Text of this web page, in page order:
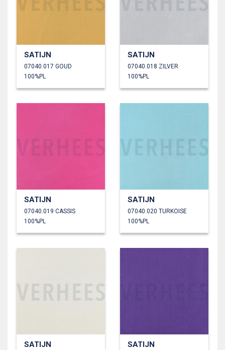
SATIJN
07040.017 GOUD
100%PL
SATIJN
07040.018 ZILVER
100%PL
SATIJN
07040.019 CASSIS
100%PL
SATIJN
07040.020 TURKOISE
100%PL
SATIJN SATIJN